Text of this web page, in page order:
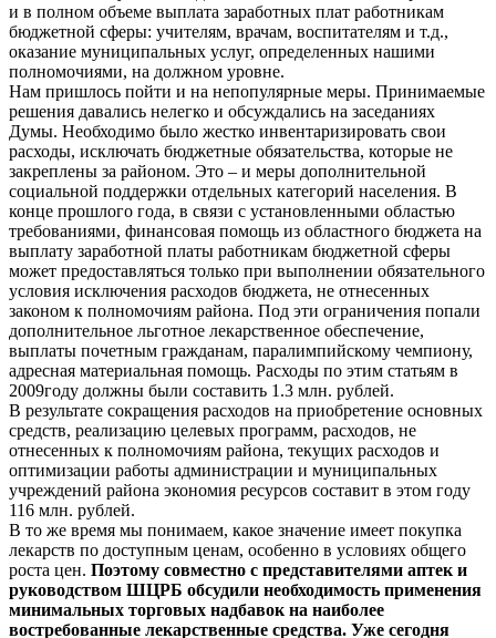
и в полном объеме выплата заработных плат работникам
бюджетной сферы: учителям, врачам, воспитателям и т.д.,
оказание муниципальных услуг, определенных нашими
полномочиями, на должном уровне.
Нам пришлось пойти и на непопулярные меры. Принимаемые
решения давались нелегко и обсуждались на заседаниях
Думы. Необходимо было жестко инвентаризировать свои
расходы, исключать бюджетные обязательства, которые не
закреплены за районом. Это – и меры дополнительной
социальной поддержки отдельных категорий населения. В
конце прошлого года, в связи с установленными областью
требованиями, финансовая помощь из областного бюджета на
выплату заработной платы работникам бюджетной сферы
может предоставляться только при выполнении обязательного
условия исключения расходов бюджета, не отнесенных
законом к полномочиям района. Под эти ограничения попали
дополнительное льготное лекарственное обеспечение,
выплаты почетным гражданам, паралимпийскому чемпиону,
адресная материальная помощь. Расходы по этим статьям в
2009году должны были составить 1.3 млн. рублей.
В результате сокращения расходов на приобретение основных
средств, реализацию целевых программ, расходов, не
отнесенных к полномочиям района, текущих расходов и
оптимизации работы администрации и муниципальных
учреждений района экономия ресурсов составит в этом году
116 млн. рублей.
В то же время мы понимаем, какое значение имеет покупка
лекарств по доступным ценам, особенно в условиях общего
роста цен. Поэтому совместно с представителями аптек и
руководством ШЦРБ обсудили необходимость применения
минимальных торговых надбавок на наиболее
востребованные лекарственные средства. Уже сегодня